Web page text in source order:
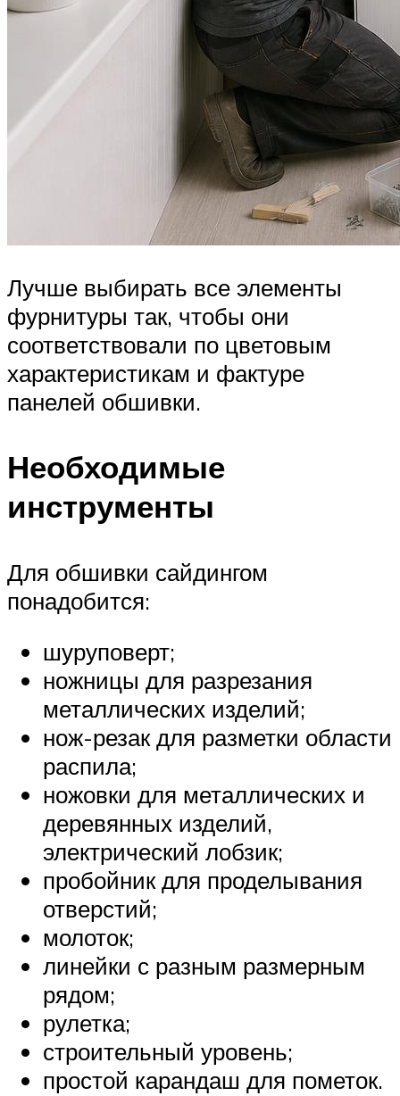
Лучше выбирать все элементы
фурнитуры так, чтобы они
соответствовали по цветовым
характеристикам и фактуре
панелей обшивки.
Необходимые
инструменты
Для обшивки сайдингом
понадобится:
шуруповерт;
ножницы для разрезания
металлических изделий;
нож-резак для разметки области
распила;
ножовки для металлических и
деревянных изделий,
электрический лобзик;
пробойник для проделывания
отверстий;
молоток;
линейки с разным размерным
рядом;
рулетка;
строительный уровень;
простой карандаш для пометок.